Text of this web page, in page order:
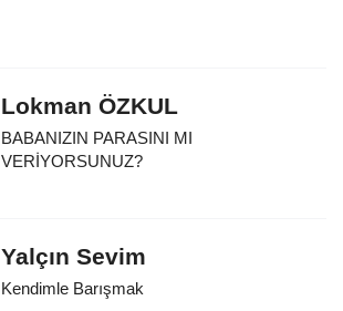
Lokman ÖZKUL
BABANIZIN PARASINI MI
VERİYORSUNUZ?
Yalçın Sevim
Kendimle Barışmak